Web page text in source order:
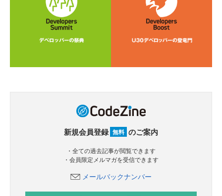
新規会員登録 無料 のご案内
・全ての過去記事が閲覧できます
・会員限定メルマガを受信できます
メールバックナンバー